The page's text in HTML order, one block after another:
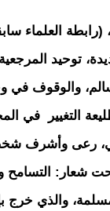
(رابطة العلماء
توحيد
والوقوف في
التغيير في
رعى وأشرف
شعار: التسامح
والذي